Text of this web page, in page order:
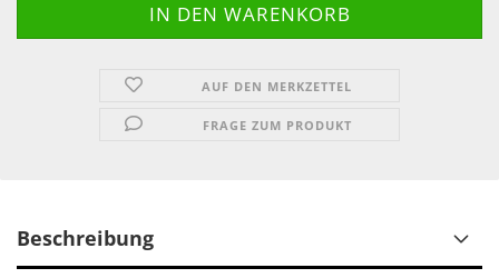
AUF DEN MERKZETTEL
FRAGE ZUM PRODUKT
Beschreibung